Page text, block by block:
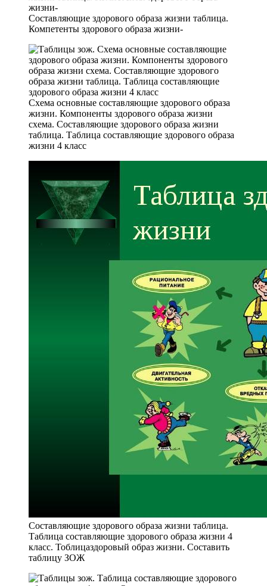
Составляющие здорового образа жизни таблица.
Компетенты здорового образа жизни-
Схема основные составляющие здорового образа
жизни. Компоненты здорового образа жизни
схема. Составляющие здорового образа жизни
таблица. Таблица составляющие здорового образа
жизни 4 класс
Составляющие здорового образа жизни таблица.
Таблица составляющие здорового образа жизни 4
класс. Тоблицаздоровый образ жизни. Составить
таблицу ЗОЖ